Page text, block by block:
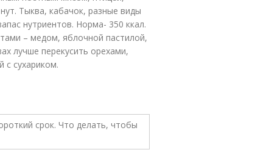
Тыква, кабачок, разные виды
нутриентов. Норма- 350 ккал.
– медом, яблочной пастилой,
лучше перекусить орехами,
с сухариком.